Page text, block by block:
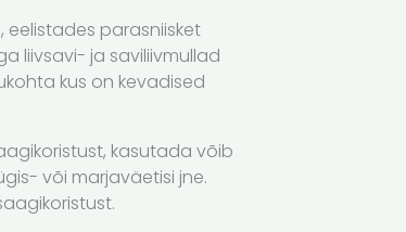
parasniisket
liivsavi- ja saviliivmullad
kus on kevadised
kasutada võib
või marjaväetisi jne.